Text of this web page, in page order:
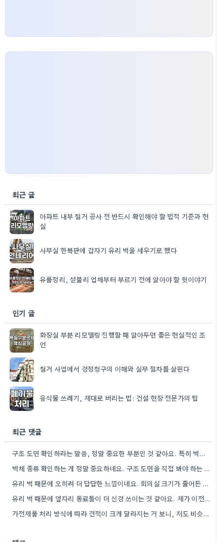
최근 글
아파트 내부 철거 공사 전 반드시 확인해야 할 법적 기준과 현
실
사무실 한복판에 갑자기 유리 벽을 세우기로 했다
유품정리, 섣불리 업체부터 부르기 전에 알아야 할 뒷이야기
인기 글
화장실 부분 리모델링 진행할 때 알아두면 좋은 현실적인 조
언
철거 사업에서 경정청구의 이해와 실무 절차를 살핀다
음식물 쓰레기, 제대로 버리는 법: 건설 현장 전문가의 팁
최근 댓글
구조 도면 확인하라는 말씀, 정말 중요한 부분인 것 같아요. 특히 벽의 종류를 정확히 파악하지 못하면…
벽체 종류 확인하는 게 정말 중요하네요. 구조 도면을 직접 봐야 하는 이유도 명확하게 설명해주셔서 감사합니다.
유리 벽 때문에 오히려 더 답답한 느낌이네요. 회의실 크기가 줄어든 것처럼 느껴져서, 공간 활용에 어려움을…
유리 벽 때문에 옆자리 동료들이 더 신경 쓰이는 것 같아요. 제가 이전 회사에서도 개방형 사무실에서…
가전제품 처리 방식에 따라 견적이 크게 달라지는 거 보니, 저도 비슷한 경험이 있었던 것 같아요.